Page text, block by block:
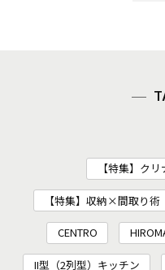
【特集】ク
【特集】収納×間取り術
CENTRO
II型（2列型）キッチン